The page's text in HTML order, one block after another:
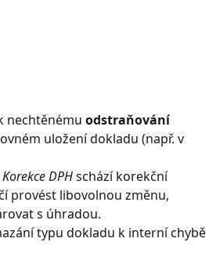
nechtěnému odstraňování
uložení dokladu (např. v
Korekce DPH schází korekční
provést libovolnou změnu,
s úhradou.
typu dokladu k interní chybě